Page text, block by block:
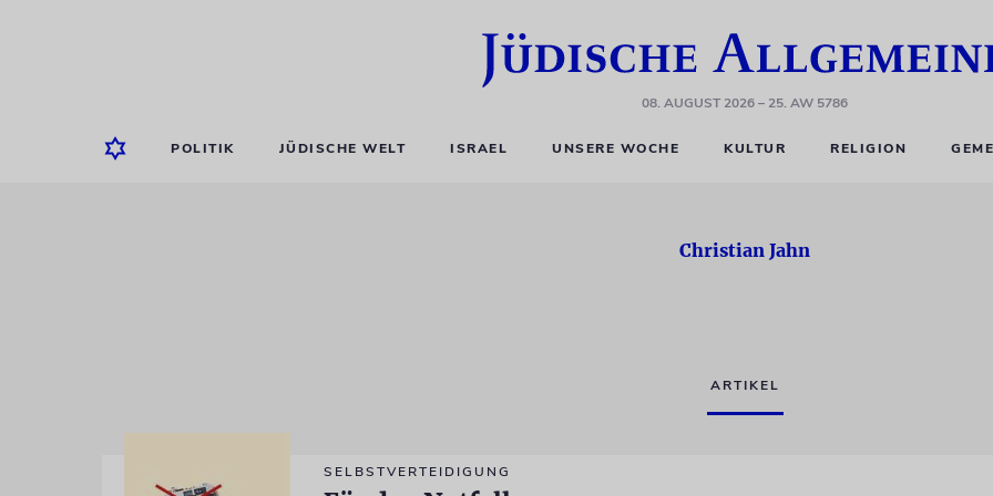
08. AUGUST 2026– 25. AW 5786
POLITIK JÜDISCHE WELT ISRAEL UNSERE WOCHE KULTUR RELIGION
Christian Jahn
ARTIKEL
SELBSTVERTEIDIGUNG